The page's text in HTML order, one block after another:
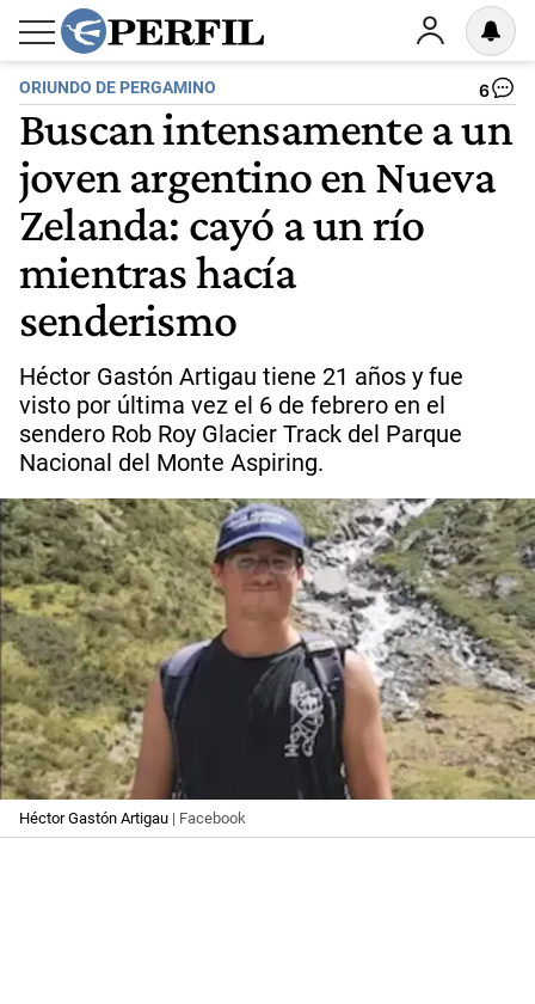
ORIUNDO DE PERGAMINO 6
Buscan intensamente a un
joven argentino en Nueva
Zelanda: cayó a un río
mientras hacía
senderismo
Héctor Gastón Artigau tiene 21 años y fue
visto por última vez el 6 de febrero en el
sendero Rob Roy Glacier Track del Parque
Nacional del Monte Aspiring.
Héctor Gastón Artigau | Facebook